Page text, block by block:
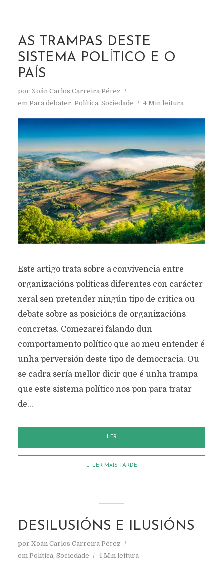
AS TRAMPAS DESTE
SISTEMA POLÍTICO E O
PAÍS
por Xoán Carlos Carreira Pérez
em Para debater, Política, Sociedade 4 Min leitura
Este artigo trata sobre a convivencia entre
organizacións políticas diferentes con carácter
xeral sen pretender ningún tipo de crítica ou
debate sobre as posicións de organizacións
concretas. Comezarei falando dun
comportamento político que ao meu entender é
unha perversión deste tipo de democracia. Ou
se cadra sería mellor dicir que é unha trampa
que este sistema político nos pon para tratar
de...
LER
LER MAIS TARDE
DESILUSIÓNS E ILUSIÓNS
por Xoán Carlos Carreira Pérez
em Política, Sociedade 4 Min leitura